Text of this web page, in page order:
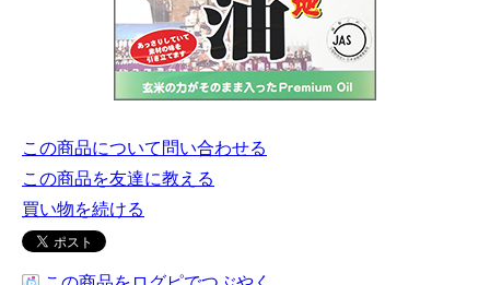
この商品について問い合わせる
この商品を友達に教える
買い物を続ける